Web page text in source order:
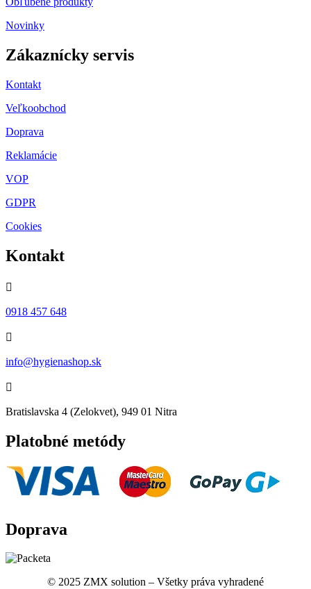
Novinky
Zákaznícky servis
Kontakt
Veľkoobchod
Doprava
Reklamácie
VOP
GDPR
Cookies
Kontakt

0918 457 648

info@hygienashop.sk

Bratislavska 4 (Zelokvet), 949 01 Nitra
Platobné metódy
Doprava
© 2025 ZMX solution – Všetky práva vyhradené